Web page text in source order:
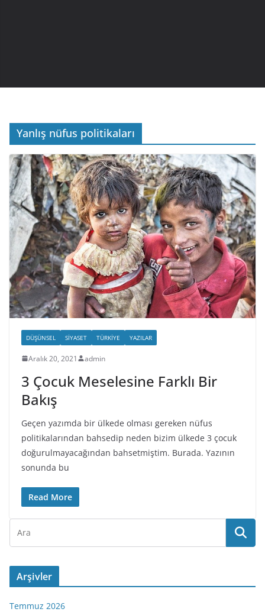
Yanlış nüfus politikaları
DÜŞÜNSEL SIYASET TÜRKIYE YAZILAR
Aralık 20, 2021 admin
3 Çocuk Meselesine Farklı Bir
Bakış
Geçen yazımda bir ülkede olması gereken nüfus
politikalarından bahsedip neden bizim ülkede 3 çocuk
doğurulmayacağından bahsetmiştim. Burada. Yazının
sonunda bu
Read More
Arşivler
Temmuz 2026